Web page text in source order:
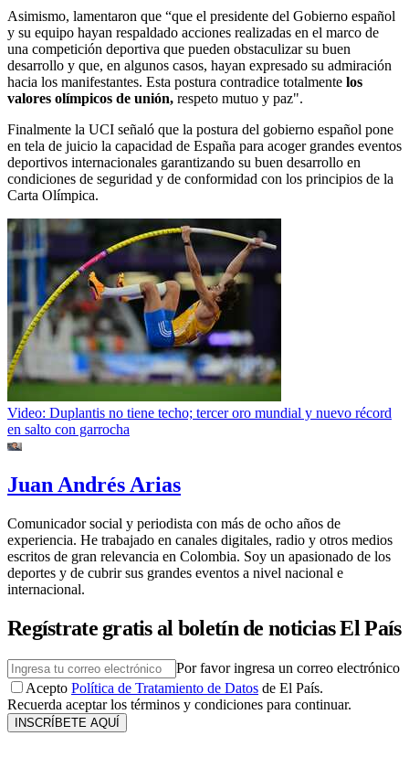
Asimismo, lamentaron que “que el presidente del Gobierno español
y su equipo hayan respaldado acciones realizadas en el marco de
una competición deportiva que pueden obstaculizar su buen
desarrollo y que, en algunos casos, hayan expresado su admiración
hacia los manifestantes. Esta postura contradice totalmente los
valores olímpicos de unión, respeto mutuo y paz".
Finalmente la UCI señaló que la postura del gobierno español pone
en tela de juicio la capacidad de España para acoger grandes eventos
deportivos internacionales garantizando su buen desarrollo en
condiciones de seguridad y de conformidad con los principios de la
Carta Olímpica.
Video: Duplantis no tiene techo; tercer oro mundial y nuevo récord
en salto con garrocha
Juan Andrés Arias
Comunicador social y periodista con más de ocho años de
experiencia. He trabajado en canales digitales, radio y otros medios
escritos de gran relevancia en Colombia. Soy un apasionado de los
deportes y de cubrir sus grandes eventos a nivel nacional e
internacional.
Regístrate gratis al boletín de noticias El País
Por favor ingresa un correo electrónico
Acepto Política de Tratamiento de Datos de El País.
Recuerda aceptar los términos y condiciones para continuar.
INSCRÍBETE AQUÍ